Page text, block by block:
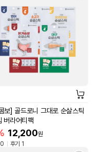
보] 골드로니 그대로 순살스틱
버라어티팩
12,200원
후기 1